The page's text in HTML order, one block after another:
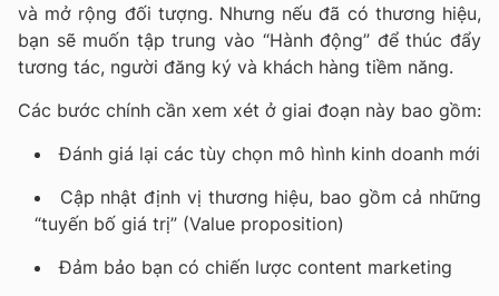
và mở rộng đối tượng. Nhưng nếu đã có thương hiệu,
bạn sẽ muốn tập trung vào “Hành động” để thúc đẩy
tương tác, người đăng ký và khách hàng tiềm năng.
Các bước chính cần xem xét ở giai đoạn này bao gồm:
Đánh giá lại các tùy chọn mô hình kinh doanh mới
Cập nhật định vị thương hiệu, bao gồm cả những
“tuyến bố giá trị” (Value proposition)
Đảm bảo bạn có chiến lược content marketing